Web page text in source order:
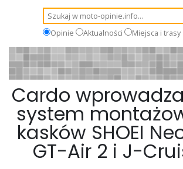
Opinie Aktualności Miejsca i trasy
Cardo
system
kasków SHOEI
GT-Air 2 i J-